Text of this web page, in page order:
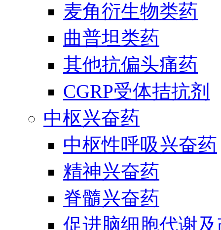
麦角衍生物类药
曲普坦类药
其他抗偏头痛药
CGRP受体拮抗剂
中枢兴奋药
中枢性呼吸兴奋药
精神兴奋药
脊髓兴奋药
促进脑细胞代谢